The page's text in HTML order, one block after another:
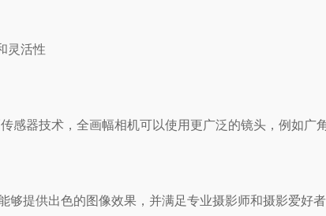
活性
器技术，全画幅相机可以使用更广泛的镜头，例如广
提供出色的图像效果，并满足专业摄影师和摄影爱好者